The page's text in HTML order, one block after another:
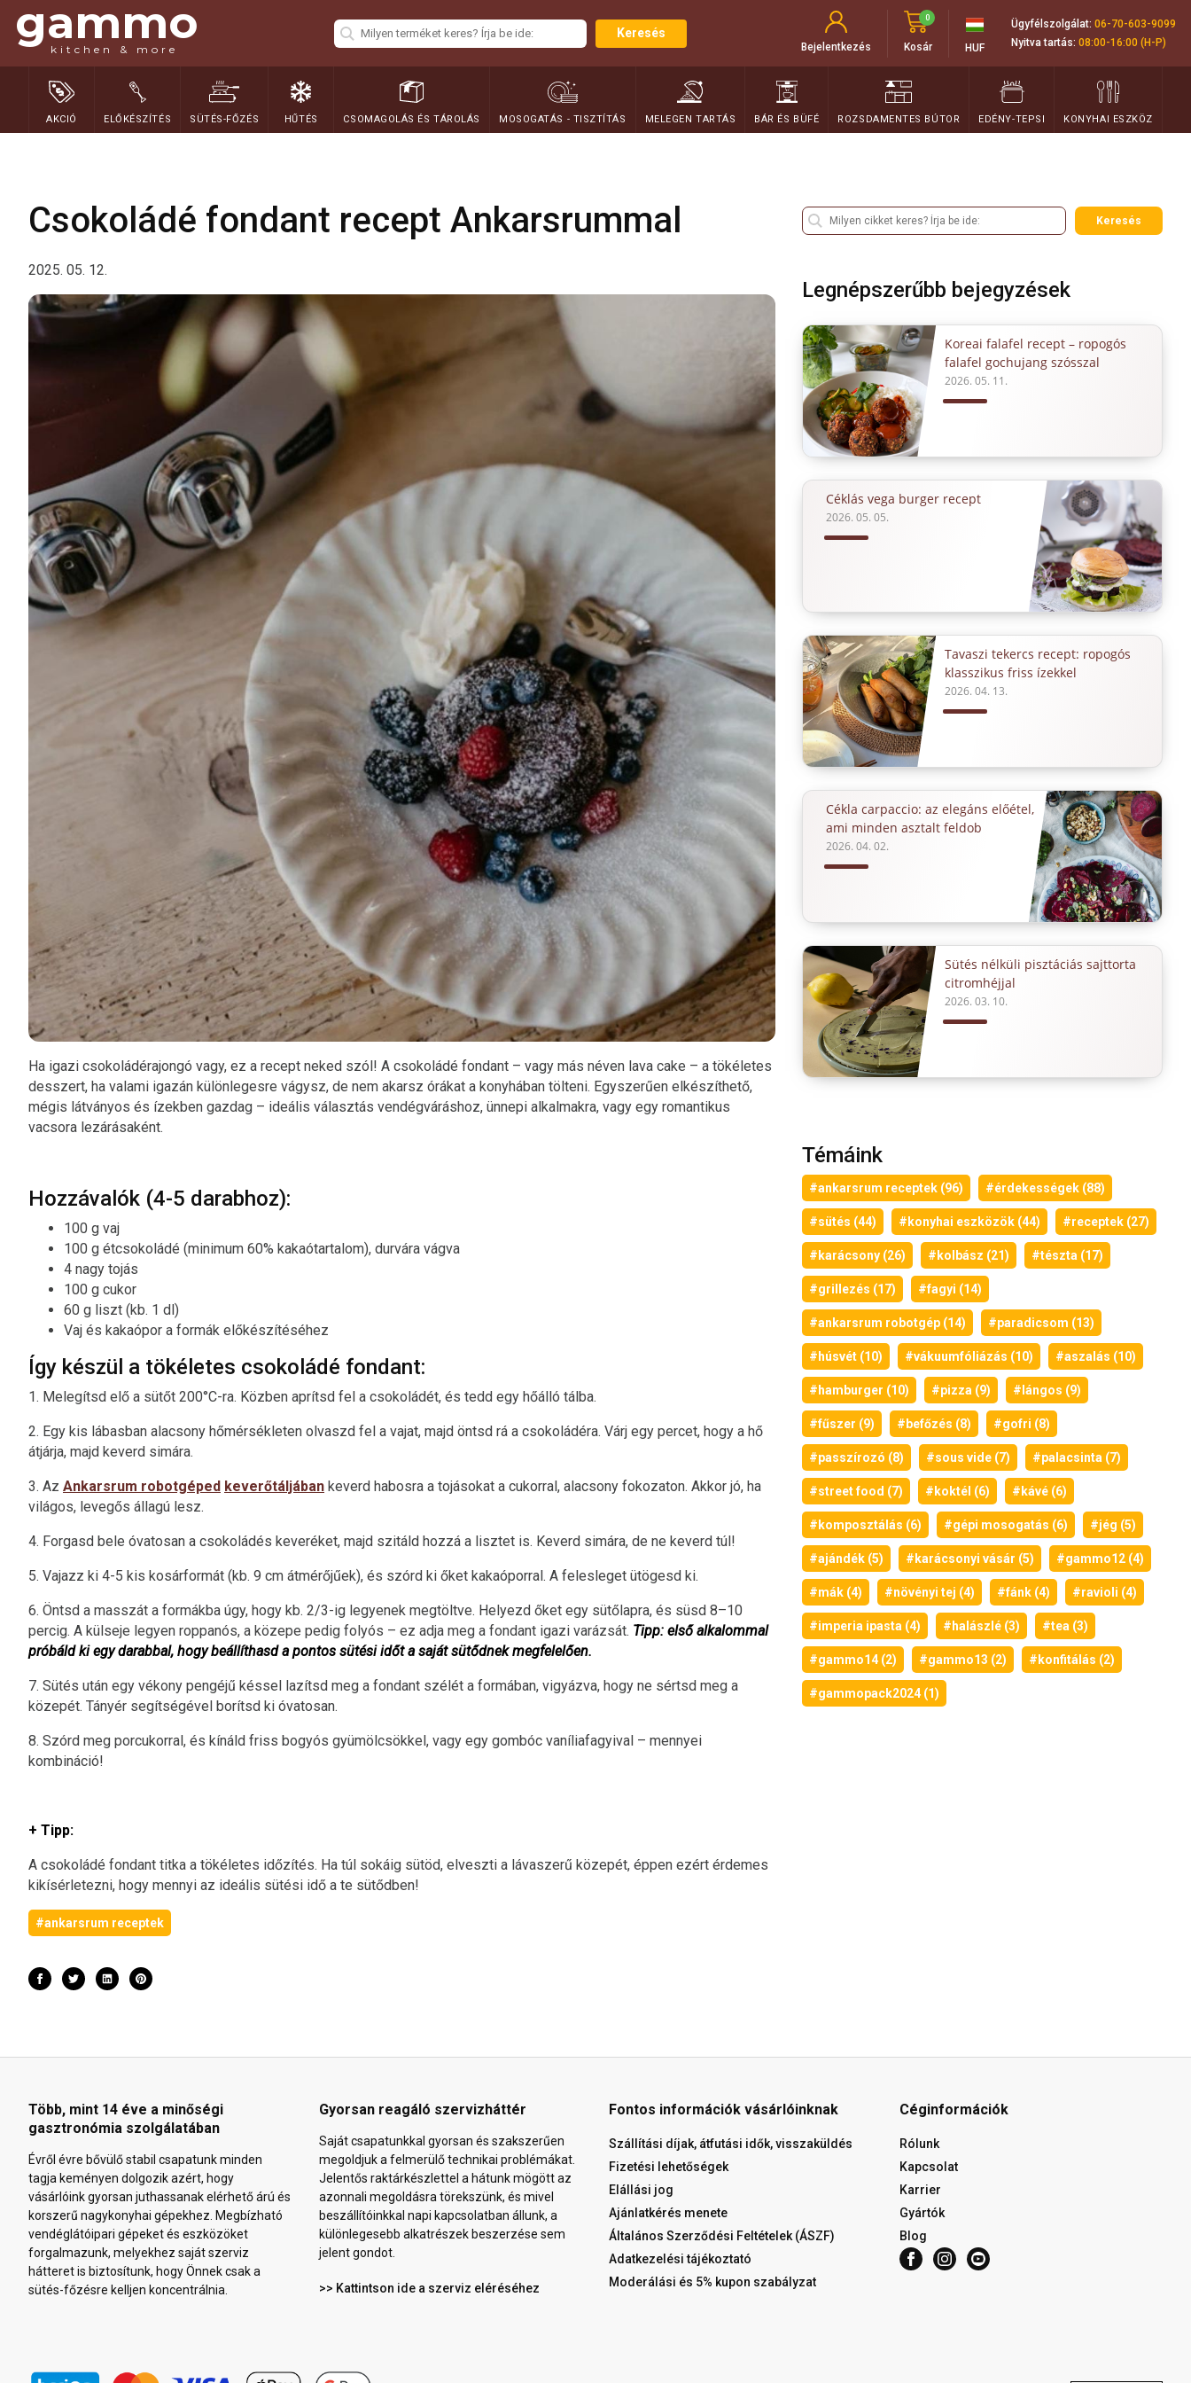
gammo
kitchen & more
Keresés
Bejelentkezés Kosár
0
HUF
Ügyfélszolgálat: 06-70-603-9099
Nyitva tartás: 08:00-16:00 (H-P)
AKCIÓ ELŐKÉSZÍTÉS SÜTÉS-FŐZÉS HŰTÉS CSOMAGOLÁS ÉS TÁROLÁS MOSOGATÁS - TISZTÍTÁS MELEGEN TARTÁS BÁR ÉS BÜFÉ ROZSDAMENTES BÚTOR EDÉNY-TEPSI KONYHAI ESZKÖZ
Csokoládé fondant recept Ankarsrummal
2025. 05. 12.
Ha igazi csokoládérajongó vagy, ez a recept neked szól! A csokoládé fondant – vagy más néven lava cake – a tökéletes
desszert, ha valami igazán különlegesre vágysz, de nem akarsz órákat a konyhában tölteni. Egyszerűen elkészíthető,
mégis látványos és ízekben gazdag – ideális választás vendégváráshoz, ünnepi alkalmakra, vagy egy romantikus
vacsora lezárásaként.
Hozzávalók (4-5 darabhoz):
100 g vaj
100 g étcsokoládé (minimum 60% kakaótartalom), durvára vágva
4 nagy tojás
100 g cukor
60 g liszt (kb. 1 dl)
Vaj és kakaópor a formák előkészítéséhez
Így készül a tökéletes csokoládé fondant:
1. Melegítsd elő a sütőt 200°C-ra. Közben aprítsd fel a csokoládét, és tedd egy hőálló tálba.
2. Egy kis lábasban alacsony hőmérsékleten olvaszd fel a vajat, majd öntsd rá a csokoládéra. Várj egy percet, hogy a hő
átjárja, majd keverd simára.
3. Az Ankarsrum robotgéped keverőtáljában keverd habosra a tojásokat a cukorral, alacsony fokozaton. Akkor jó, ha
világos, levegős állagú lesz.
4. Forgasd bele óvatosan a csokoládés keveréket, majd szitáld hozzá a lisztet is. Keverd simára, de ne keverd túl!
5. Vajazz ki 4-5 kis kosárformát (kb. 9 cm átmérőjűek), és szórd ki őket kakaóporral. A felesleget ütögesd ki.
6. Öntsd a masszát a formákba úgy, hogy kb. 2/3-ig legyenek megtöltve. Helyezd őket egy sütőlapra, és süsd 8–10
percig. A külseje legyen roppanós, a közepe pedig folyós – ez adja meg a fondant igazi varázsát. Tipp: első alkalommal
próbáld ki egy darabbal, hogy beállíthasd a pontos sütési időt a saját sütődnek megfelelően.
7. Sütés után egy vékony pengéjű késsel lazítsd meg a fondant szélét a formában, vigyázva, hogy ne sértsd meg a
közepét. Tányér segítségével borítsd ki óvatosan.
8. Szórd meg porcukorral, és kínáld friss bogyós gyümölcsökkel, vagy egy gombóc vaníliafagyival – mennyei
kombináció!
+ Tipp:
A csokoládé fondant titka a tökéletes időzítés. Ha túl sokáig sütöd, elveszti a lávaszerű közepét, éppen ezért érdemes
kikísérletezni, hogy mennyi az ideális sütési idő a te sütődben!
#ankarsrum receptek
Keresés
Legnépszerűbb bejegyzések
Koreai falafel recept – ropogós
falafel gochujang szósszal
2026. 05. 11.
Céklás vega burger recept
2026. 05. 05.
Tavaszi tekercs recept: ropogós
klasszikus friss ízekkel
2026. 04. 13.
Cékla carpaccio: az elegáns előétel,
ami minden asztalt feldob
2026. 04. 02.
Sütés nélküli pisztáciás sajttorta
citromhéjjal
2026. 03. 10.
Témáink
#ankarsrum receptek (96) #érdekességek (88)
#sütés (44) #konyhai eszközök (44) #receptek (27)
#karácsony (26) #kolbász (21) #tészta (17)
#grillezés (17) #fagyi (14)
#ankarsrum robotgép (14) #paradicsom (13)
#húsvét (10) #vákuumfóliázás (10) #aszalás (10)
#hamburger (10) #pizza (9) #lángos (9)
#fűszer (9) #befőzés (8) #gofri (8)
#passzírozó (8) #sous vide (7) #palacsinta (7)
#street food (7) #koktél (6) #kávé (6)
#komposztálás (6) #gépi mosogatás (6) #jég (5)
#ajándék (5) #karácsonyi vásár (5) #gammo12 (4)
#mák (4) #növényi tej (4) #fánk (4) #ravioli (4)
#imperia ipasta (4) #halászlé (3) #tea (3)
#gammo14 (2) #gammo13 (2) #konfitálás (2)
#gammopack2024 (1)
Több, mint 14 éve a minőségi
gasztronómia szolgálatában
Évről évre bővülő stabil csapatunk minden
tagja keményen dolgozik azért, hogy
vásárlóink gyorsan juthassanak elérhető árú és
korszerű nagykonyhai gépekhez. Megbízható
vendéglátóipari gépeket és eszközöket
forgalmazunk, melyekhez saját szerviz
hátteret is biztosítunk, hogy Önnek csak a
sütés-főzésre kelljen koncentrálnia.
Gyorsan reagáló szervizháttér
Saját csapatunkkal gyorsan és szakszerűen
megoldjuk a felmerülő technikai problémákat.
Jelentős raktárkészlettel a hátunk mögött az
azonnali megoldásra törekszünk, és mivel
beszállítóinkkal napi kapcsolatban állunk, a
különlegesebb alkatrészek beszerzése sem
jelent gondot.
>> Kattintson ide a szerviz eléréséhez
Fontos információk vásárlóinknak
Szállítási díjak, átfutási idők, visszaküldés
Fizetési lehetőségek
Elállási jog
Ajánlatkérés menete
Általános Szerződési Feltételek (ÁSZF)
Adatkezelési tájékoztató
Moderálási és 5% kupon szabályzat
Céginformációk
Rólunk
Kapcsolat
Karrier
Gyártók
Blog